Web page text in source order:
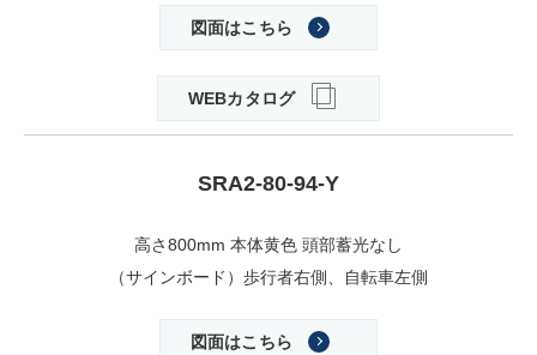
図面はこちら
WEBカタログ
SRA2-80-94-Y
高さ800mm 本体黄色 頭部蓄光なし
（サインボード）歩行者右側、自転車左側
図面はこちら